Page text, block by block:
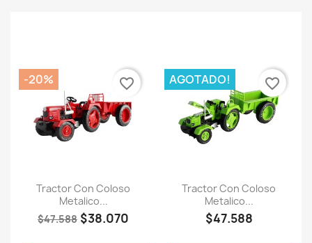
Tractor Con Coloso
Metalico...
$47.588 $38.070
-20% favorite_border
Tractor Con Coloso
Metalico...
$47.588
AGOTADO! favorite_border